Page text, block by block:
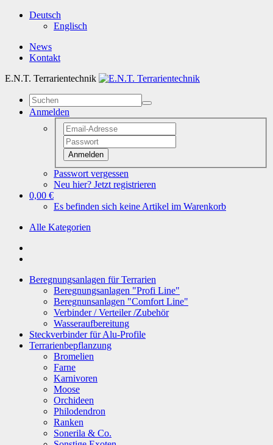
Deutsch
Englisch
News
Kontakt
E.N.T. Terrarientechnik
Anmelden
Anmelden
Passwort vergessen
Neu hier? Jetzt registrieren
0,00 €
Es befinden sich keine Artikel im Warenkorb
Alle Kategorien
Beregnungsanlagen für Terrarien
Beregnungsanlagen "Profi Line"
Beregnunsanlagen "Comfort Line"
Verbinder / Verteiler /Zubehör
Wasseraufbereitung
Steckverbinder für Alu-Profile
Terrarienbepflanzung
Bromelien
Farne
Karnivoren
Moose
Orchideen
Philodendron
Ranken
Sonerila & Co.